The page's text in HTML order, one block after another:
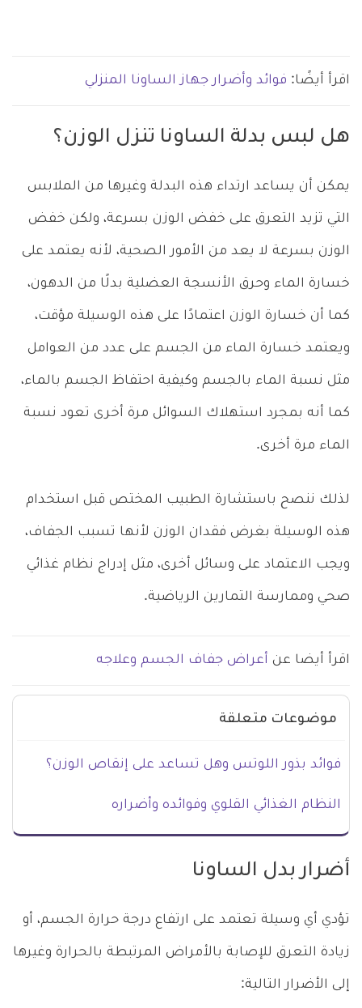
اقرأ أيضًا: فوائد وأضرار جهاز الساونا المنزلي
هل لبس بدلة الساونا تنزل الوزن؟
يمكن أن يساعد ارتداء هذه البدلة وغيرها من الملابس
التي تزيد التعرق على خفض الوزن بسرعة، ولكن خفض
الوزن بسرعة لا يعد من الأمور الصحية، لأنه يعتمد على
خسارة الماء وحرق الأنسجة العضلية بدلًا من الدهون،
كما أن خسارة الوزن اعتمادًا على هذه الوسيلة مؤقت،
ويعتمد خسارة الماء من الجسم على عدد من العوامل
مثل نسبة الماء بالجسم وكيفية احتفاظ الجسم بالماء،
كما أنه بمجرد استهلاك السوائل مرة أخرى تعود نسبة
الماء مرة أخرى.
لذلك ننصح باستشارة الطبيب المختص قبل استخدام
هذه الوسيلة بغرض فقدان الوزن لأنها تسبب الجفاف،
ويجب الاعتماد على وسائل أخرى، مثل إدراج نظام غذائي
صحي وممارسة التمارين الرياضية.
اقرأ أيضا عن أعراض جفاف الجسم وعلاجه
موضوعات متعلقة
فوائد بذور اللوتس وهل تساعد على إنقاص الوزن؟
النظام الغذائي القلوي وفوائده وأضراره
أضرار بدل الساونا
تؤدي أي وسيلة تعتمد على ارتفاع درجة حرارة الجسم، أو
زيادة التعرق للإصابة بالأمراض المرتبطة بالحرارة وغيرها
إلى الأضرار التالية: